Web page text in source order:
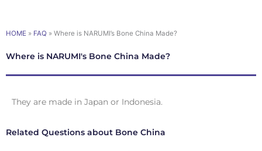
HOME » FAQ » Where is NARUMI’s Bone China Made?
Where is NARUMI's Bone China Made?
They are made in Japan or Indonesia.
Related Questions about Bone China